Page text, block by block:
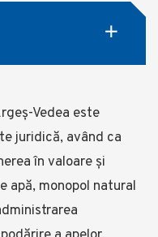
Vedea este
juridică, având ca
în valoare și
apă, monopol natural